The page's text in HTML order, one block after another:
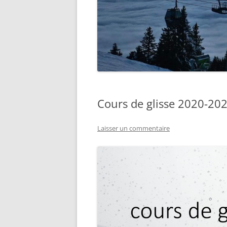
Cours de glisse 2020-
Laisser un commentaire